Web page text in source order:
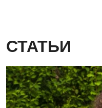
Ревматология
Сосудистая хирургия
СТАТЬИ